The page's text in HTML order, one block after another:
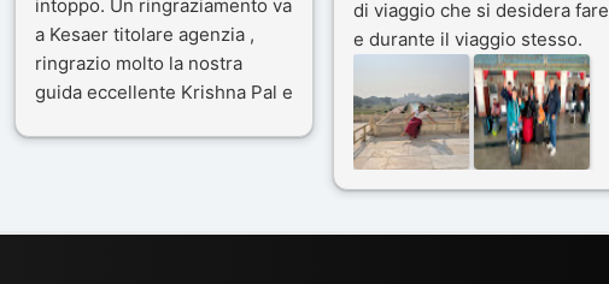
intoppo. Un ringraziamento va
a Kesaer titolare agenzia ,
ringrazio molto la nostra
guida eccellente Krishna Pal e
consiglio questa agenzia
di viaggio che si desidera fare
e durante il viaggio stesso.
Siamo stati 3 settimane in
India a novembre 2025, 5
amici e il viaggio alla scoperta
del Rajasthan e Varanasi è
stato bellissimo: grazie alla
ai servizi dell' Agenzia con